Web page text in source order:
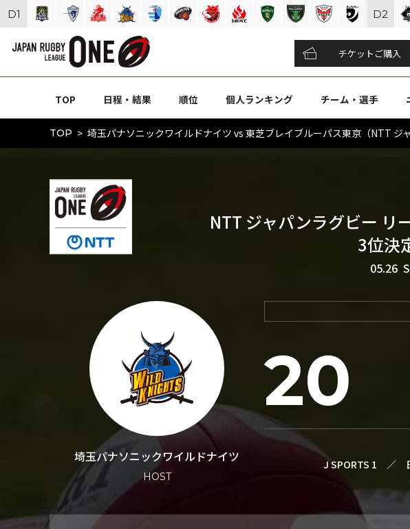
チケットご購入
TOP 日程・結果 順位 個人ランキング チーム・選手
TOP 埼玉パナソニックワイルドナイツ vs 東芝ブレイブルーパス東京（NTT
NTT ジャパンラグビー リ
3位決
05.26
埼玉パナソニックワイルドナイツ
HOST
20
J SPORTS 1
／
D1 D2